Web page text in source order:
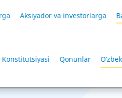
Aksiyador va investorlarga
Konstitutsiyasi Qonunlar